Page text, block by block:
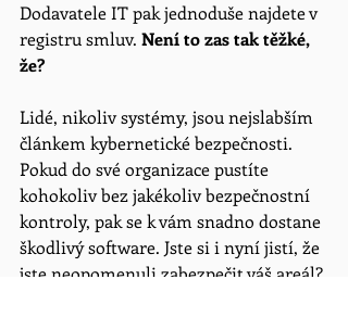
Dodavatele IT pak jednoduše najdete v
registru smluv. Není to zas tak těžké,
že?
Lidé, nikoliv systémy, jsou nejslabším
článkem kybernetické bezpečnosti.
Pokud do své organizace pustíte
kohokoliv bez jakékoliv bezpečnostní
kontroly, pak se k vám snadno dostane
škodlivý software. Jste si i nyní jistí, že
jste neopomenuli zabezpečit váš areál?